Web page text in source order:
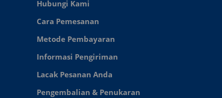
Hubungi Kami
Cara Pemesanan
Metode Pembayaran
Informasi Pengiriman
Lacak Pesanan Anda
Pengembalian & Penukaran